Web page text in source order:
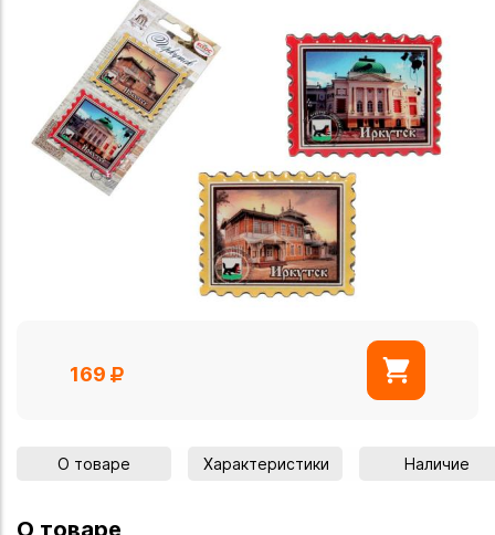
169
О товаре Характеристики Наличие